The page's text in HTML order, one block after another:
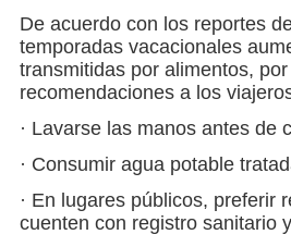
De acuerdo con los reportes
temporadas vacacionales
transmitidas por alimentos,
recomendaciones a los
· Lavarse las manos antes de
· Consumir agua potable
· En lugares públicos, preferir
cuenten con registro sanitario